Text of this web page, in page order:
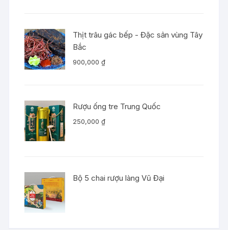
Thịt trâu gác bếp - Đặc sản vùng Tây
Bắc
900,000₫
Rượu ống tre Trung Quốc
250,000₫
Bộ 5 chai rượu làng Vũ Đại